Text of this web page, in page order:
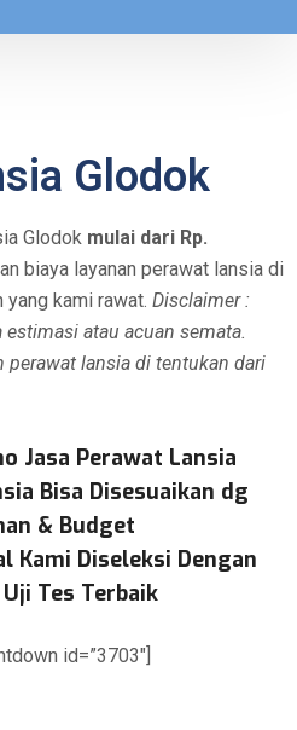
Glodok
Glodok mulai dari Rp.
biaya layanan perawat lansia di
kami rawat. Disclaimer :
atau acuan semata.
perawat lansia di tentukan dari
Jasa Perawat Lansia
Bisa Disesuaikan dg
& Budget
Kami Diseleksi Dengan
Tes Terbaik
id=”3703″]